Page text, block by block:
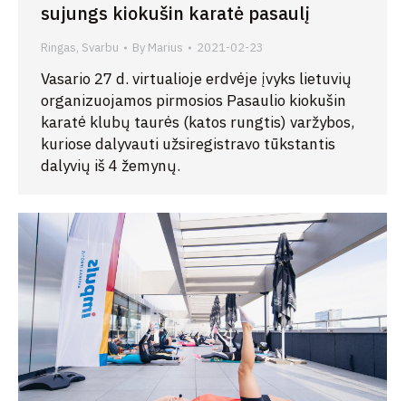
sujungs kiokušin karatė pasaulį
Ringas, Svarbu By Marius 2021-02-23
Vasario 27 d. virtualioje erdvėje įvyks lietuvių
organizuojamos pirmosios Pasaulio kiokušin
karatė klubų taurės (katos rungtis) varžybos,
kuriose dalyvauti užsiregistravo tūkstantis
dalyvių iš 4 žemynų.